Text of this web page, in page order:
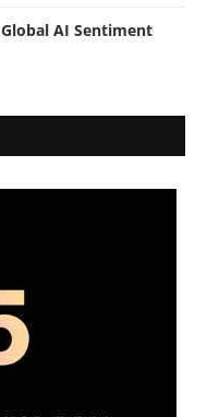
AI Sentiment